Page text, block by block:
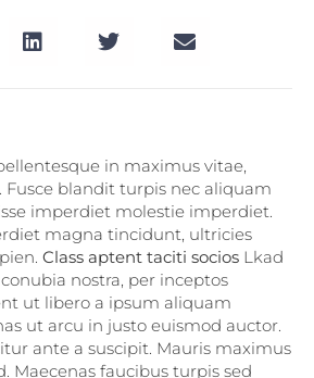
in maximus vitae,
Fusce blandit turpis nec aliquam
imperdiet molestie imperdiet.
magna tincidunt, ultricies
Class aptent taciti socios Lkad
nostra, per inceptos
ut libero a ipsum aliquam
ut arcu in justo euismod auctor.
ante a suscipit. Mauris maximus
Maecenas faucibus turpis sed